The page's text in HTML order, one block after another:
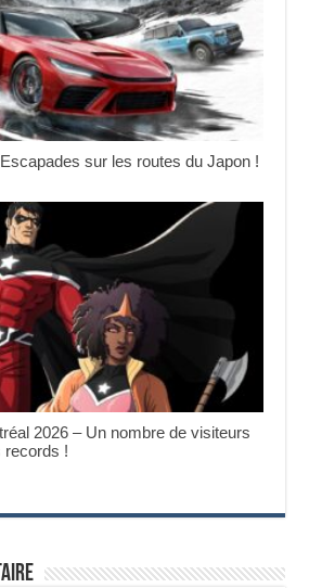
sur les routes du Japon !
2026 – Un nombre de visiteurs
records !